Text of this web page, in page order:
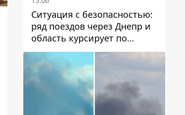
Ситуация с безопасностью:
ряд поездов через Днепр и
область курсирует по
измененному маршруту, а
часть пути заменили
автобусами и электричками